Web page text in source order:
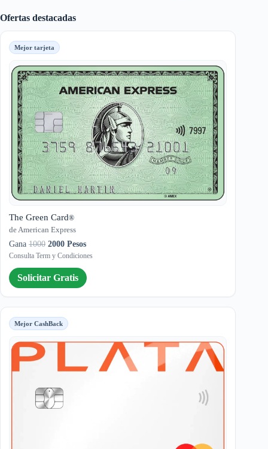
Ofertas destacadas
Mejor tarjeta
The Green Card®
de American Express
Gana 1000 2000 Pesos
Consulta Term y Condiciones
Solicitar Gratis
Mejor CashBack